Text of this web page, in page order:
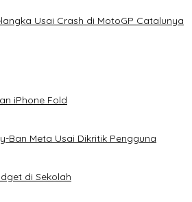
Usai Crash di MotoGP Catalunya
iPhone Fold
Ban Meta Usai Dikritik Pengguna
di Sekolah